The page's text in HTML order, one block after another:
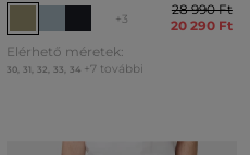
+3
28 990 Ft
20 290 Ft
Elérhető méretek:
30, 31 32 33 34 +7 további